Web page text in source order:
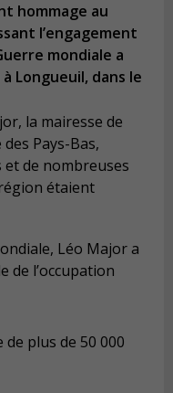
hommage au
l’engagement
mondiale a
Longueuil, dans le
la mairesse de
Pays-Bas,
de nombreuses
étaient
Léo Major a
de l’occupation
de plus de 50 000